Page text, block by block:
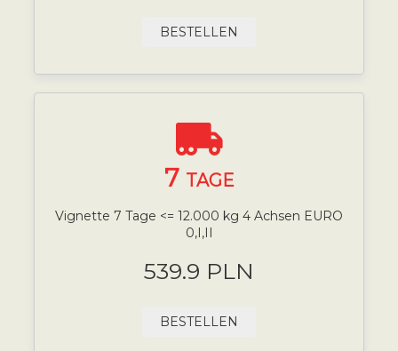
BESTELLEN
7 TAGE
Vignette 7 Tage <= 12.000 kg 4 Achsen EURO
0,I,II
539.9 PLN
BESTELLEN